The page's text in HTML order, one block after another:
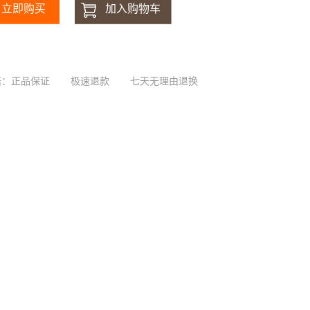
正品保证 极速退款 七天无理由退换